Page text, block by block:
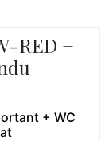
RED +
+ WC